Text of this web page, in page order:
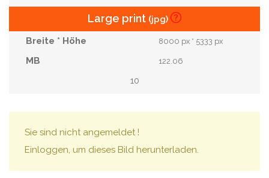
Large print (jpg)
8000 px * 5333 px
122.06
10
Sie sind nicht angemeldet !
Einloggen, um dieses Bild herunterladen.